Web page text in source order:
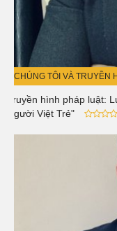
CHÚNG TÔI VÀ TRUYỀN
Truyền hình pháp luật:
Người Việt Trẻ"